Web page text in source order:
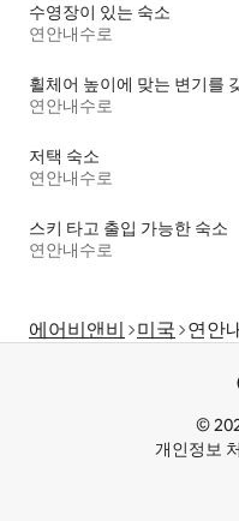
수영장이 있는 숙소
연안내수로
연안내수로
저택 숙소
연안내수로
스키 타고 출입 가능한 숙소
연안내수로
에어비앤비 미국 연안
©
개인정보